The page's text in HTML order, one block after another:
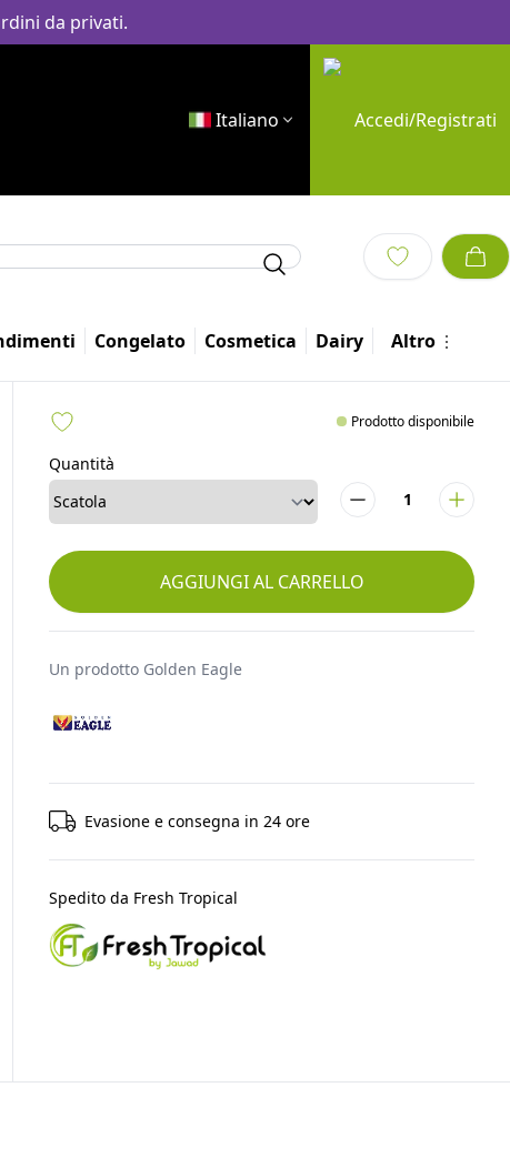
da privati.
Italiano Accedi/Registrati
Congelato Cosmetica Dairy Altro
Prodotto disponibile
Quantità
AGGIUNGI AL CARRELLO
Un prodotto Golden Eagle
Evasione e consegna in 24 ore
Spedito da Fresh Tropical